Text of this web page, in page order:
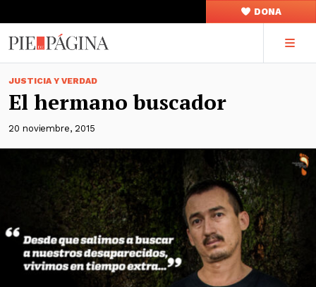
DONA
JUSTICIA Y VERDAD
El hermano buscador
20 noviembre, 2015